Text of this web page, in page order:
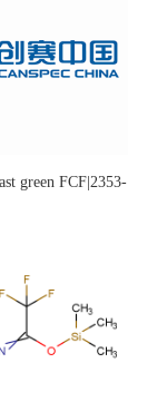
green FCF|2353-